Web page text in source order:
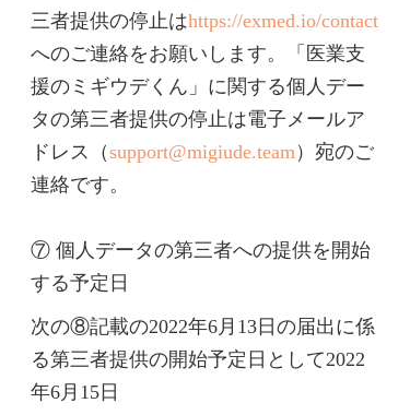
三者提供の停止はhttps://exmed.io/contact
へのご連絡をお願いします。「医業支
援のミギウデくん」に関する個人デー
タの第三者提供の停止は電子メールア
ドレス（support@migiude.team）宛のご
連絡です。
⑦ 個人データの第三者への提供を開始
する予定日
次の⑧記載の2022年6月13日の届出に係
る第三者提供の開始予定日として2022
年6月15日